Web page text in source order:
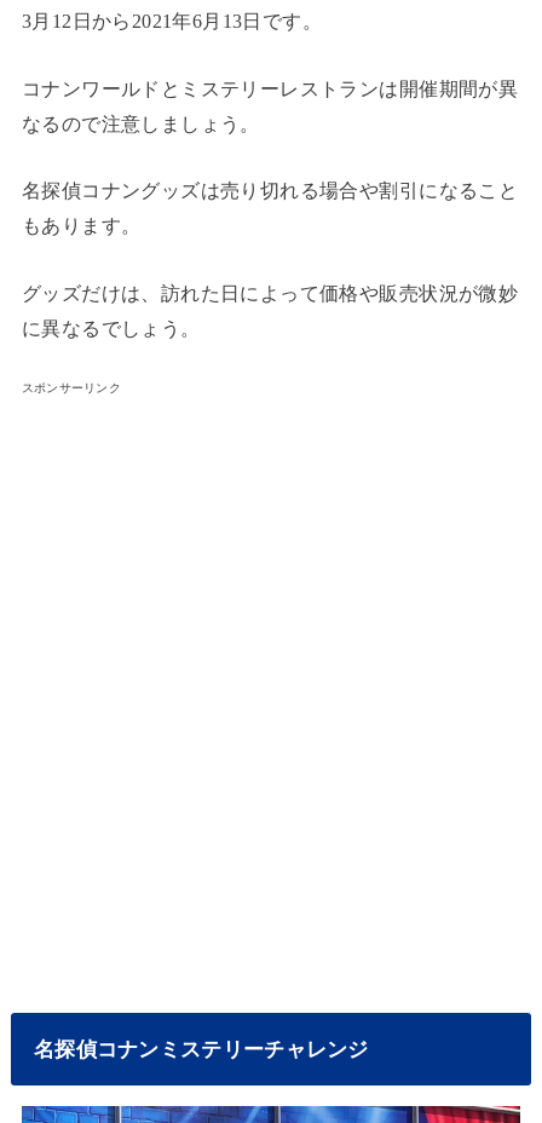
3月12日から2021年6月13日です。
コナンワールドとミステリーレストランは開催期間が異
なるので注意しましょう。
名探偵コナングッズは売り切れる場合や割引になること
もあります。
グッズだけは、訪れた日によって価格や販売状況が微妙
に異なるでしょう。
スポンサーリンク
名探偵コナンミステリーチャレンジ